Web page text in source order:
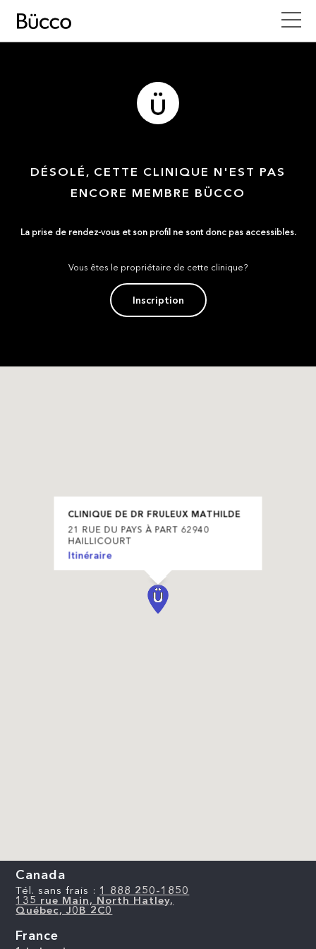
DÉSOLÉ, CETTE CLINIQUE N'EST PAS
ENCORE MEMBRE BÜCCO
La prise de rendez-vous et son profil ne sont donc pas accessibles.
Vous êtes le propriétaire de cette clinique?
Inscription
CLINIQUE DE DR FRULEUX MATHILDE
21 RUE DU PAYS À PART 62940
HAILLICOURT
Itinéraire
Canada
Tél. sans frais : 1 888 250-1850
135 rue Main, North Hatley,
Québec, J0B 2C0
France